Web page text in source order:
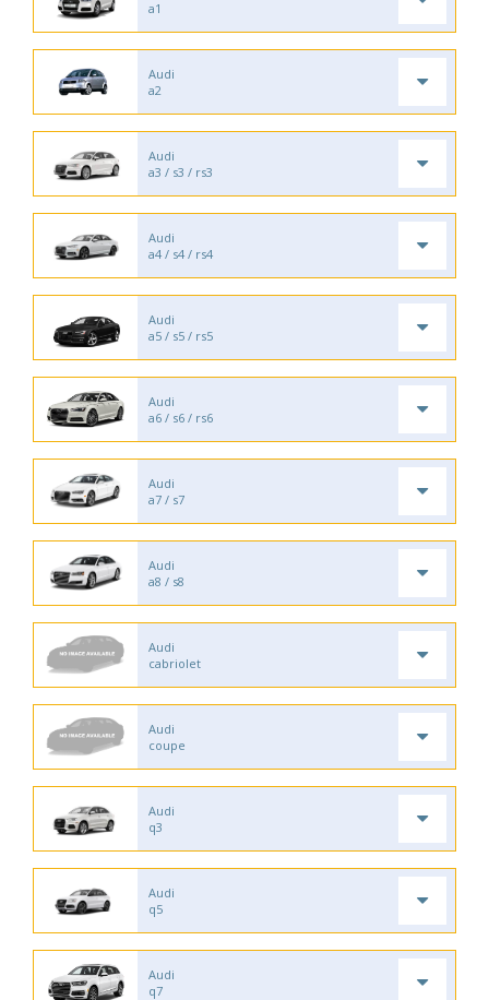
a1
Audi
a2
Audi
a3 / s3 / rs3
Audi
a4 / s4 / rs4
Audi
a5 / s5 / rs5
Audi
a6 / s6 / rs6
Audi
a7 / s7
Audi
a8 / s8
Audi
cabriolet
Audi
coupe
Audi
q3
Audi
q5
Audi
q7